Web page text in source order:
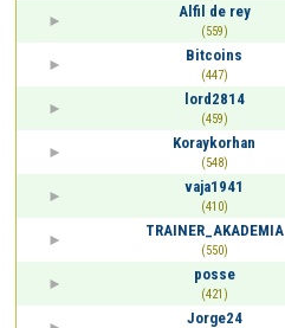
Alfil de rey
(559)
Bitcoins
(447)
lord2814
(459)
Koraykorhan
(548)
vaja1941
(410)
TRAINER_AKADEMIA
(550)
posse
(421)
Jorge24